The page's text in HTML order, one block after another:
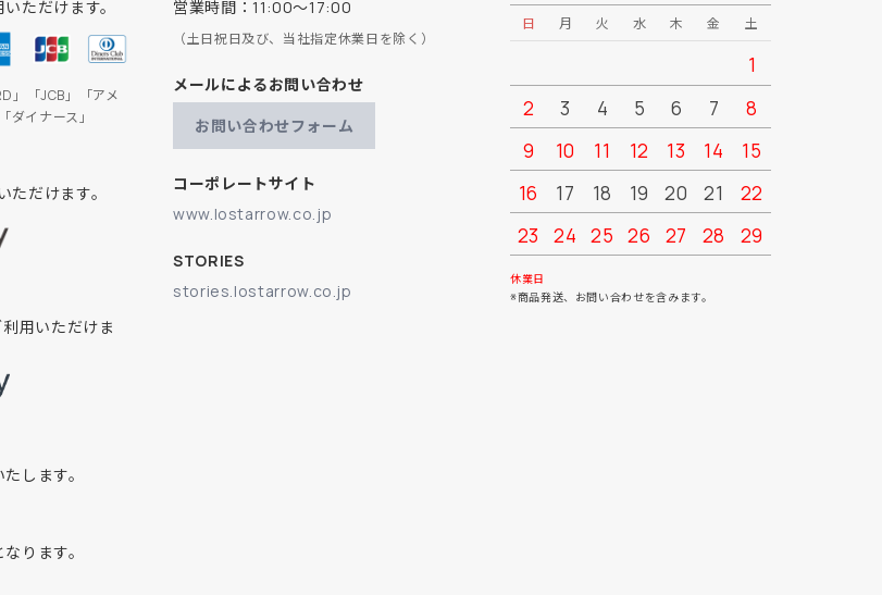
ただけます。
」「JCB」「アメ
ダイナース」
ただけます。
用いただけま
たします。
ります。
営業時間：11:00～17:00
（土日祝日及び、当社指定休業日を除く）
メールによるお問い合わせ
お問い合わせフォーム
コーポレートサイト
www.lostarrow.co.jp
STORIES
stories.lostarrow.co.jp
日 月 火 水 木 金 土
1
2
3 4 5 6 7
8
9
10 11 12 13 14
15
16
17 18 19 20 21
22
23
24 25 26 27 28
29
30
休業日
※商品発送、お問い合わせを含みます。